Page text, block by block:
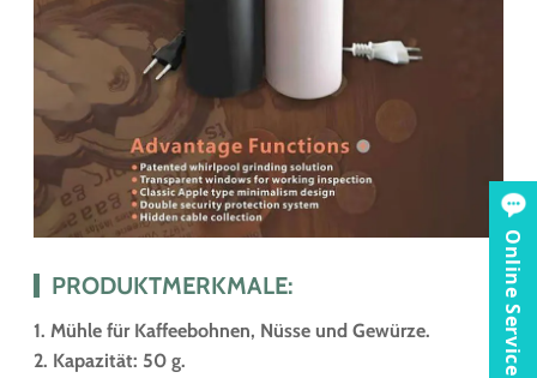
PRODUKTMERKMALE:
1. Mühle für Kaffeebohnen, Nüsse und Gewürze.
2. Kapazität: 50 g.
Online Service